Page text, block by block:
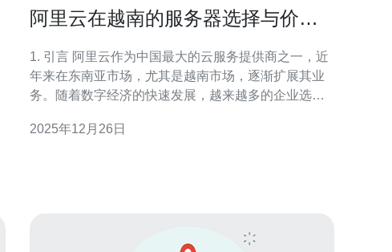
阿里云在越南的服务器选择与价格
1. 引言 阿里云作为中国最大的云服务提供商之一，近
年来在东南亚市场，尤其是越南市场，逐渐扩展其业
务。随着数字经济的快速发展，越来越多的企业选择
选择与价格进行深入分析，帮助企业做出明智的决
2025年12月26日